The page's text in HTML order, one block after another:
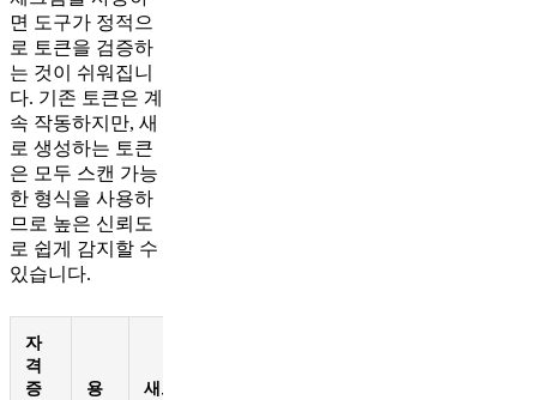
면 도구가 정적으
로 토큰을 검증하
는 것이 쉬워집니
다. 기존 토큰은 계
속 작동하지만, 새
로 생성하는 토큰
은 모두 스캔 가능
한 형식을 사용하
므로 높은 신뢰도
로 쉽게 감지할 수
있습니다.
자
격
증
용
새로운 형